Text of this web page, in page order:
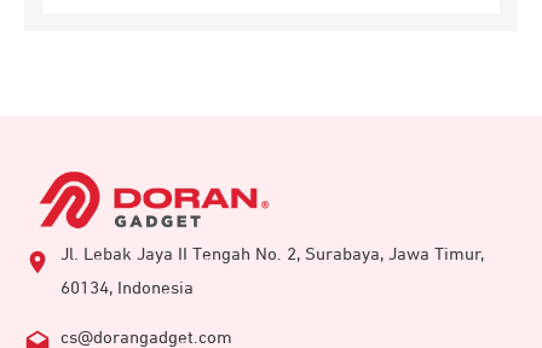
Jl. Lebak Jaya II Tengah No. 2, Surabaya, Jawa Timur,
60134, Indonesia
cs@dorangadget.com